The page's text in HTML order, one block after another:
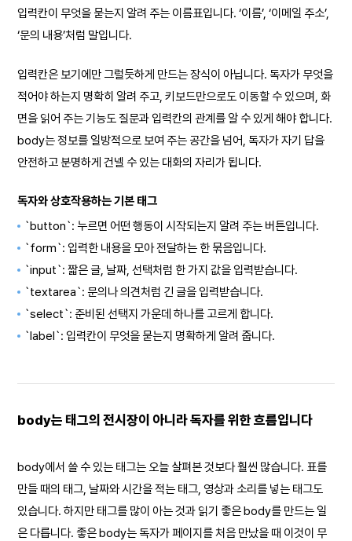
입력칸이 무엇을 묻는지 알려 주는 이름표입니다. ‘이름’, ‘이메일 주소’,
‘문의 내용’처럼 말입니다.
입력칸은 보기에만 그럴듯하게 만드는 장식이 아닙니다. 독자가 무엇을
적어야 하는지 명확히 알려 주고, 키보드만으로도 이동할 수 있으며, 화
면을 읽어 주는 기능도 질문과 입력칸의 관계를 알 수 있게 해야 합니다.
body는 정보를 일방적으로 보여 주는 공간을 넘어, 독자가 자기 답을
안전하고 분명하게 건넬 수 있는 대화의 자리가 됩니다.
독자와 상호작용하는 기본 태그
`button`: 누르면 어떤 행동이 시작되는지 알려 주는 버튼입니다.
`form`: 입력한 내용을 모아 전달하는 한 묶음입니다.
`input`: 짧은 글, 날짜, 선택처럼 한 가지 값을 입력받습니다.
`textarea`: 문의나 의견처럼 긴 글을 입력받습니다.
`select`: 준비된 선택지 가운데 하나를 고르게 합니다.
`label`: 입력칸이 무엇을 묻는지 명확하게 알려 줍니다.
body는 태그의 전시장이 아니라 독자를 위한 흐름입니다
body에서 쓸 수 있는 태그는 오늘 살펴본 것보다 훨씬 많습니다. 표를
만들 때의 태그, 날짜와 시간을 적는 태그, 영상과 소리를 넣는 태그도
있습니다. 하지만 태그를 많이 아는 것과 읽기 좋은 body를 만드는 일
은 다릅니다. 좋은 body는 독자가 페이지를 처음 만났을 때 이것이 무